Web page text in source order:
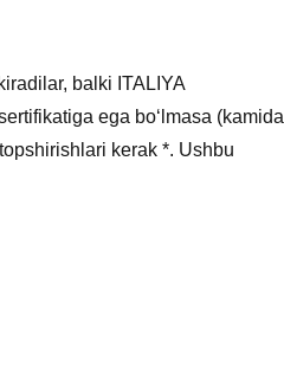
balki ITALIYA
ega boʻlmasa (kamida
kerak *. Ushbu